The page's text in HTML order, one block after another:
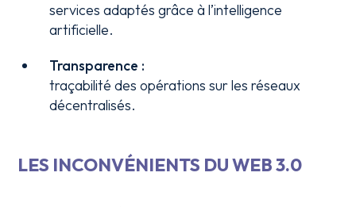
services adaptés grâce à l’intelligence
artificielle.
Transparence :
traçabilité des opérations sur les réseaux
décentralisés.
LES INCONVÉNIENTS DU WEB 3.0